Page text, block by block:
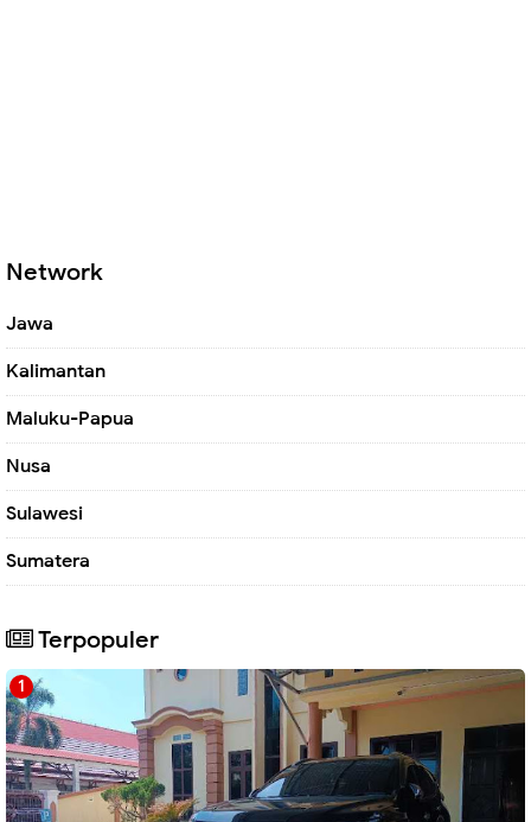
Network
Jawa
Kalimantan
Maluku-Papua
Nusa
Sulawesi
Sumatera
Terpopuler